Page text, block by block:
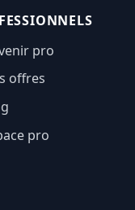
pro
offres
pro